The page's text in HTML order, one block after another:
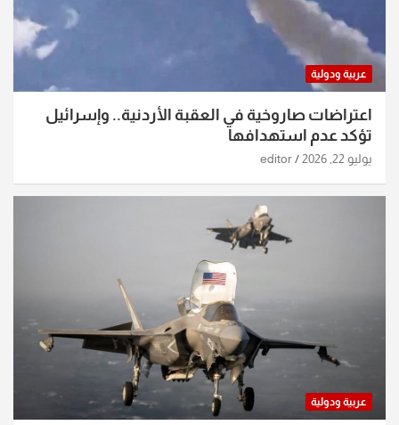
عربية ودولية
اعتراضات صاروخية في العقبة الأردنية.. وإسرائيل
تؤكد عدم استهدافها
يوليو 22, 2026 editor
عربية ودولية